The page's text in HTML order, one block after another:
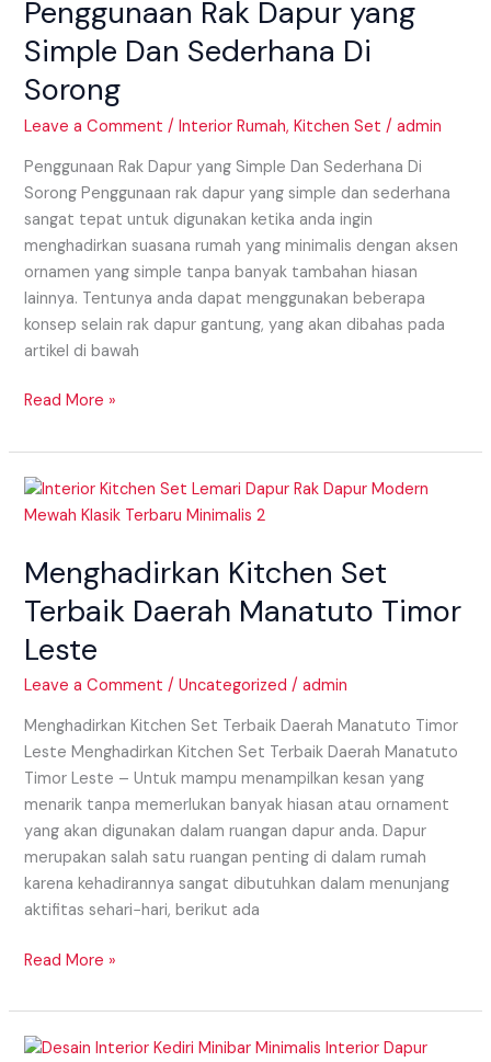
Penggunaan Rak Dapur yang
Simple Dan Sederhana Di
Sorong
Leave a Comment /Interior Rumah,Kitchen Set /admin
Penggunaan Rak Dapur yang Simple Dan Sederhana Di
Sorong Penggunaan rak dapur yang simple dan sederhana
sangat tepat untuk digunakan ketika anda ingin
menghadirkan suasana rumah yang minimalis dengan aksen
ornamen yang simple tanpa banyak tambahan hiasan
lainnya. Tentunya anda dapat menggunakan beberapa
konsep selain rak dapur gantung, yang akan dibahas pada
artikel di bawah
yang
Dan
Sederhana
Read More »
Menghadirkan Kitchen Set
Terbaik Daerah Manatuto Timor
Leste
Leave a Comment /Uncategorized /admin
Menghadirkan Kitchen Set Terbaik Daerah Manatuto Timor
Leste Menghadirkan Kitchen Set Terbaik Daerah Manatuto
Timor Leste – Untuk mampu menampilkan kesan yang
menarik tanpa memerlukan banyak hiasan atau ornament
yang akan digunakan dalam ruangan dapur anda. Dapur
merupakan salah satu ruangan penting di dalam rumah
karena kehadirannya sangat dibutuhkan dalam menunjang
aktifitas sehari−hari, berikut ada
Menghadirkan
Kitchen
Terbaik
Manatuto
Timor
Read More »
KEUNTUNGAN